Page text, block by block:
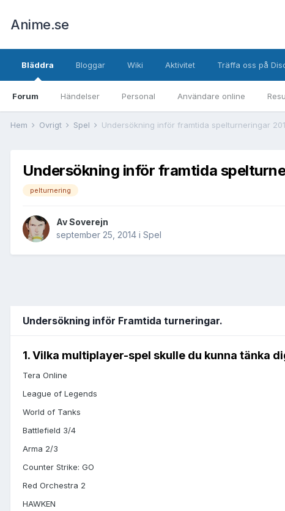
Anime.se
Bläddra
Forum Händelser Personal Användare online
Bloggar Wiki Aktivitet Träffa oss på
Hem Övrigt Spel Undersökning inför framtida spelturneringar
Undersökning inför framtida
pelturnering
AvSoverejn
september 25, 2014 i Spel
Undersökning inför Framtida turneringar.
1. Vilka multiplayer-spel skulle du kunna tänka
Tera Online
League of Legends
World of Tanks
Battlefield 3/4
Arma 2/3
Counter Strike: GO
Red Orchestra 2
HAWKEN